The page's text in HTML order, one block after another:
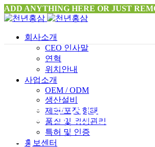
ADD ANYTHING HERE OR JUST
회사소개
CEO 인사말
연혁
위치안내
사업소개
OEM / ODM
생산설비
제형/포장 형태
품질 및 위생관리
특허 및 인증
홍보센터
발효홍삼정과(